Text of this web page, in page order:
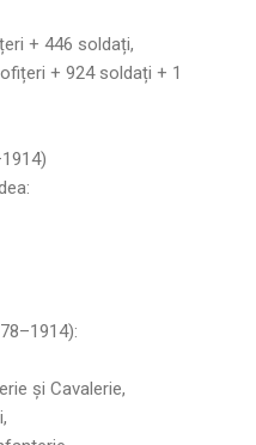
+ 446 soldați,
+ 924 soldați + 1
și Cavalerie,